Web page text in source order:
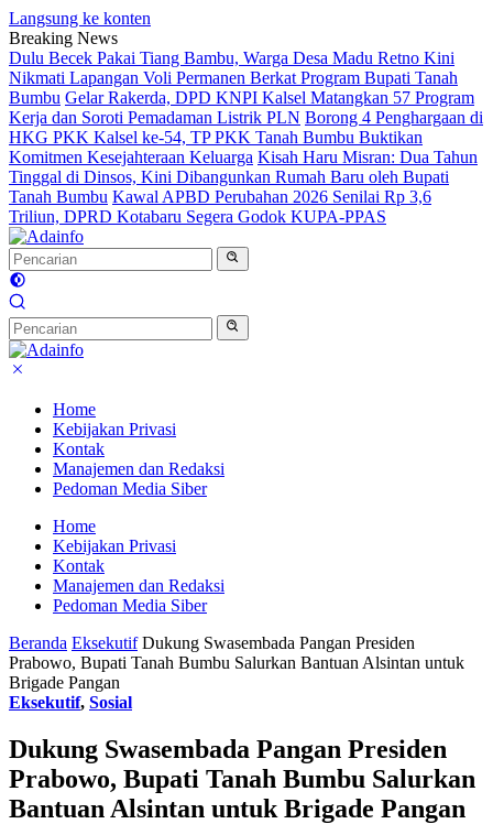
Langsung ke konten
Breaking News
Dulu Becek Pakai Tiang Bambu, Warga Desa Madu Retno Kini
Nikmati Lapangan Voli Permanen Berkat Program Bupati Tanah
Bumbu Gelar Rakerda, DPD KNPI Kalsel Matangkan 57 Program
Kerja dan Soroti Pemadaman Listrik PLN Borong 4 Penghargaan di
HKG PKK Kalsel ke-54, TP PKK Tanah Bumbu Buktikan
Komitmen Kesejahteraan Keluarga Kisah Haru Misran: Dua Tahun
Tinggal di Dinsos, Kini Dibangunkan Rumah Baru oleh Bupati
Tanah Bumbu Kawal APBD Perubahan 2026 Senilai Rp 3,6
Triliun, DPRD Kotabaru Segera Godok KUPA-PPAS
Home
Kebijakan Privasi
Kontak
Manajemen dan Redaksi
Pedoman Media Siber
Home
Kebijakan Privasi
Kontak
Manajemen dan Redaksi
Pedoman Media Siber
Beranda Eksekutif Dukung Swasembada Pangan Presiden
Prabowo, Bupati Tanah Bumbu Salurkan Bantuan Alsintan untuk
Brigade Pangan
Eksekutif, Sosial
Dukung Swasembada Pangan Presiden
Prabowo, Bupati Tanah Bumbu Salurkan
Bantuan Alsintan untuk Brigade Pangan